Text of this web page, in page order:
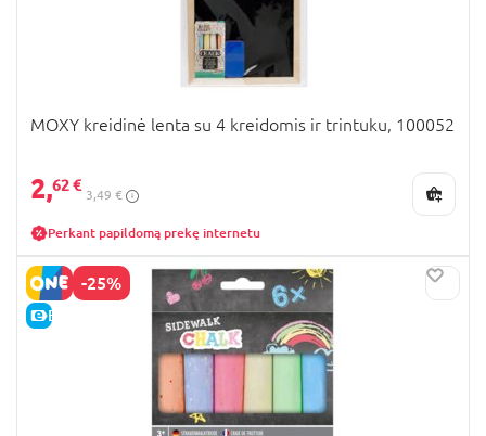
MOXY kreidinė lenta su 4 kreidomis ir trintuku, 100052
2,62 €
3,49 €
Perkant papildomą prekę internetu
-25%
E-KAINA